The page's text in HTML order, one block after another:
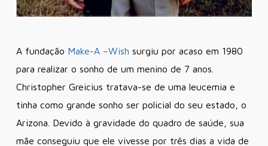
A fundação Make-A –Wish surgiu por acaso em 1980
para realizar o sonho de um menino de 7 anos.
Christopher Greicius tratava-se de uma leucemia e
tinha como grande sonho ser policial do seu estado, o
Arizona. Devido à gravidade do quadro de saúde, sua
mãe conseguiu que ele vivesse por três dias a vida de